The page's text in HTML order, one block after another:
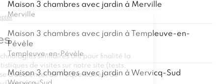
Continuer sans accepter
Ce site utilise
des cookies
Ces cookies ou technologies similaires
ont pour finalité la réalisation de
statistiques de visites sur notre site (tests, mesures et
analyse d’audience, de fréquentation, de navigation, de
Maison 3 chambres avec jardin à Merville
Merville
Maison 3 chambres avec jardin à Templeuve-en-
Pévèle
Templeuve-en-Pévèle
Maison 3 chambres avec jardin à Wervicq-Sud